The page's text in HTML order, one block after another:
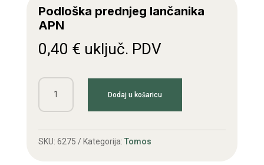
Podloška prednjeg lančanika
APN
0,40 € uključ. PDV
Podloška
prednjeg
APN
količina
Dodaj u košaricu
SKU: 6275 Kategorija: Tomos